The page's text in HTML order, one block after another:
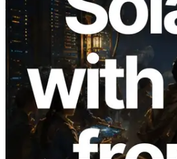
2026.08.05
ERPC ขยาย Solana
การวัด Ping จาก 7
เปิดตัว Validators